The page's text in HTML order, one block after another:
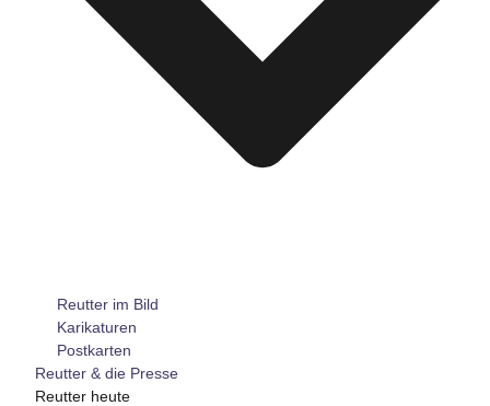
Reutter im Bild
Karikaturen
Postkarten
Reutter & die Presse
Reutter heute